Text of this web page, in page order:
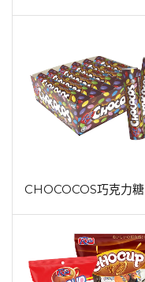
CHOCOCOS巧克力糖